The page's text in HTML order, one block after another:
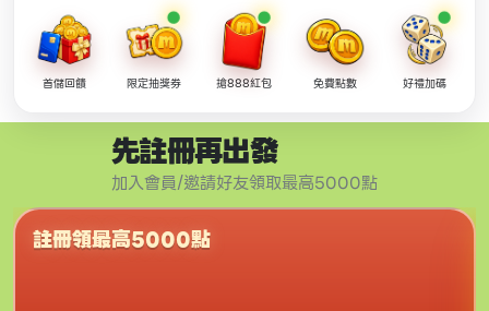
首儲回饋 限定抽獎券 搶888紅包 免費點數 好禮加碼
先註冊再出發
加入會員/邀請好友領取最高5000點
註冊領最高5000點